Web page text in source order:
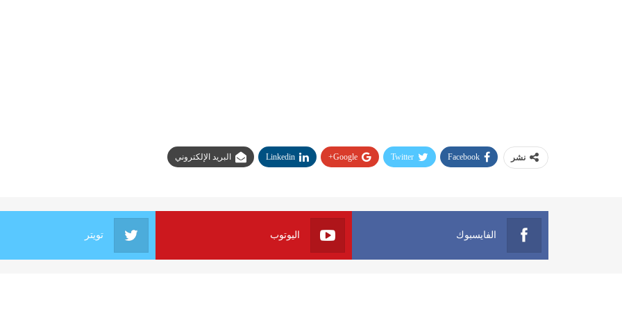
نشر Facebook
Twitter
Google+
Linkedin البريد الإلكتروني
الفايسبوك اليوتوب تويتر